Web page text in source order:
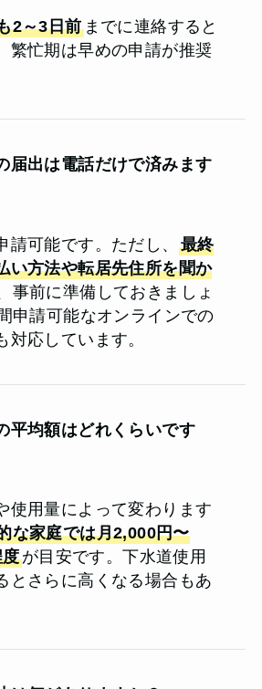
2～3日前までに連絡すると
繁忙期は早めの申請が推奨
届出は電話だけで済みます
請可能です。ただし、 最終
い方法や転居先住所を聞か
事前に準備しておきましょ
申請可能なオンラインでの
対応しています。
平均額はどれくらいです
使用量によって変わります
な家庭では月2,000円〜
が目安です。下水道使用
とさらに高くなる場合もあ